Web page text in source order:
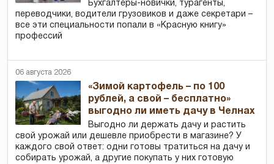
Бухгалтеры-новички, тур­агенты,
переводчики, водители грузовиков и даже секретари –
все эти специальности попали в «Красную книгу»
профессий
06 августа 2026
«Зимой картофель – по 100
рублей, а свой – бесплатно»
выгодно ли иметь дачу в Челнах
Выгодно ли держать дачу и растить
свой урожай или дешевле приобрести в магазине? У
каждого свой ответ: одни готовы тратиться на дачу и
собирать урожай, а другие покупать у них готовую